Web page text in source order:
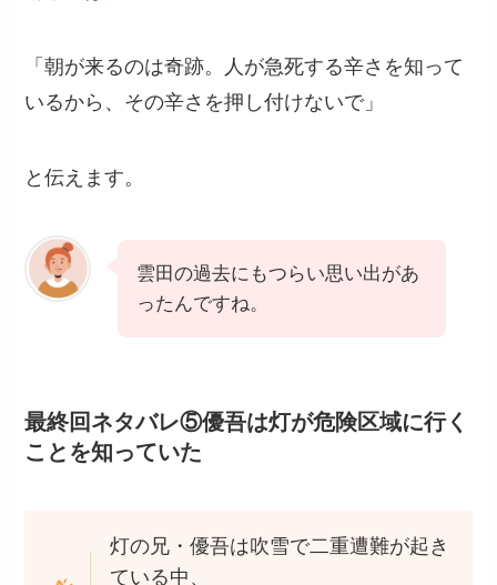
「朝が来るのは奇跡。人が急死する辛さを知って
いるから、その辛さを押し付けないで」
と伝えます。
雲田の過去にもつらい思い出があ
ったんですね。
最終回ネタバレ⑤優吾は灯が危険区域に行く
ことを知っていた
灯の兄・優吾は吹雪で二重遭難が起き
ている中、